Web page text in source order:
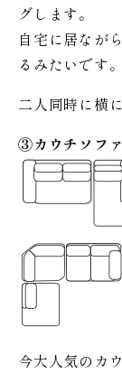
グします。
自宅に居なが
るみたいです。
二人同時に横
③カウチソフ
今大人気のカ